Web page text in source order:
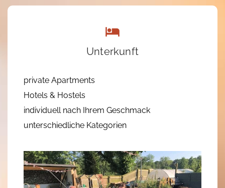
Unterkunft
private Apartments
Hotels & Hostels
individuell nach Ihrem Geschmack
unterschiedliche Kategorien